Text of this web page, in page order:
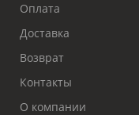
Оплата
Доставка
Возврат
Контакты
О компании